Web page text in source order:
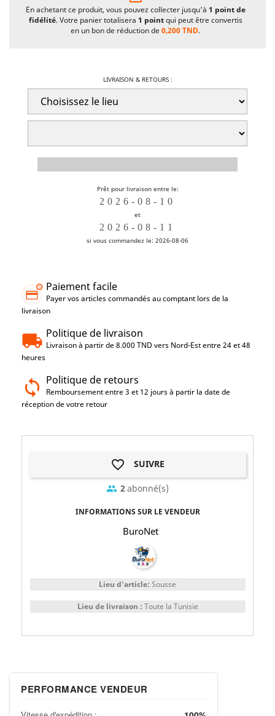
En achetant ce produit, vous pouvez collecter jusqu'à 1 point de
fidélité. Votre panier totalisera 1 pointqui peut être convertis
en un bon de réduction de0,200 TND.
LIVRAISON & RETOURS :
Prêt pour livraison entre le:
et
si vous commandez le: 2026-08-06
Paiement facile
Payer vos articles commandés au comptant lors de la
livraison
Politique de livraison
Livraison à partir de 8.000 TND vers Nord-Est entre 24 et 48
heures
Politique de retours
Remboursement entre 3 et 12 jours à partir la date de
réception de votre retour
favorite_border SUIVRE
group 2abonné(s)
INFORMATIONS SUR LE VENDEUR
BuroNet
Lieu d'article: Sousse
Lieu de livraison : Toute la Tunisie
PERFORMANCE VENDEUR